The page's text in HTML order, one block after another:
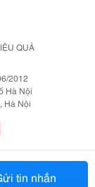
tin nhắn
QUẢ
2012
Hà Nội
Hà Nội